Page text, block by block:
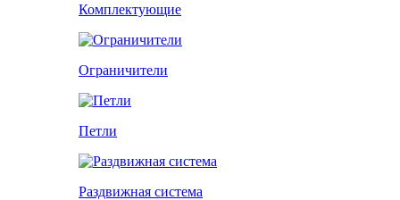
Комплектующие
Ограничители
Петли
Раздвижная система